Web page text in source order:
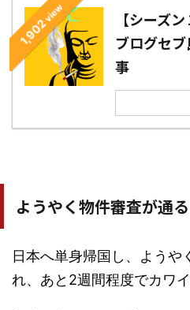
1,902
view
【シーズ
ブログセ
事
ようやく物件審査が通る
日本へ単身帰国し、ようや
れ、あと2週間程度でカワ